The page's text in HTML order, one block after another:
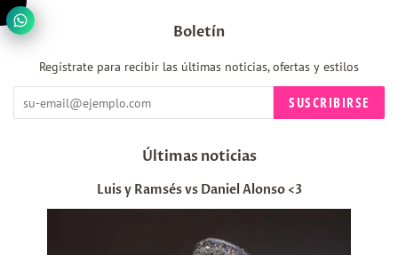
Boletín
Regístrate para recibir las últimas noticias, ofertas y estilos
SUSCRIBIRSE
Últimas noticias
Luis y Ramsés vs Daniel Alonso <3